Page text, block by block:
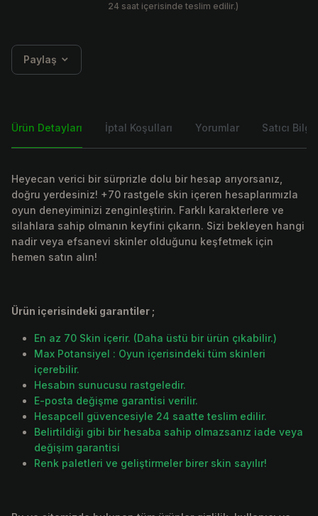
24 saat içerisinde teslim edilir.)
Paylaş
Ürün Detayları İptal Koşulları Yorumlar Satıcı
Heyecan verici bir sürprizle dolu bir hesap arıyorsanız,
doğru yerdesiniz! +70 rastgele skin içeren hesaplarımızla
oyun deneyiminizi zenginleştirin. Farklı karakterlere ve
silahlara sahip olmanın keyfini çıkarın. Sizi bekleyen hangi
nadir veya efsanevi skinler olduğunu keşfetmek için
hemen satın alın!
Ürün içerisindeki garantiler ;
En az 70 Skin içerir. (Daha üstü bir ürün çıkabilir.)
Max Potansiyel : Oyun içerisindeki tüm skinleri
içerebilir.
Hesabın sunucusu rastgeledir.
E-posta değişme garantisi verilir.
Hesapcell güvencesiyle 24 saatte teslim edilir.
Belirtildiği gibi bir hesaba sahip olmazsanız iade veya
değişim garantisi
Renk paletleri ve geliştirmeler birer skin sayılır!